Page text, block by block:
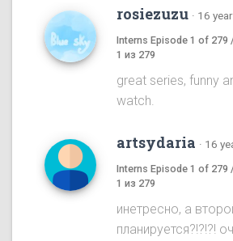
rosiezuzu · 16
Interns Episode 1 of
1 из 279
great series, funny
watch.
artsydaria · 16
Interns Episode 1 of
1 из 279
инетресно, а
планируется?!?!?!